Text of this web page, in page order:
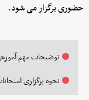
حضوری برگزار می شود.
توضیحات مهم
نحوه برگزاری